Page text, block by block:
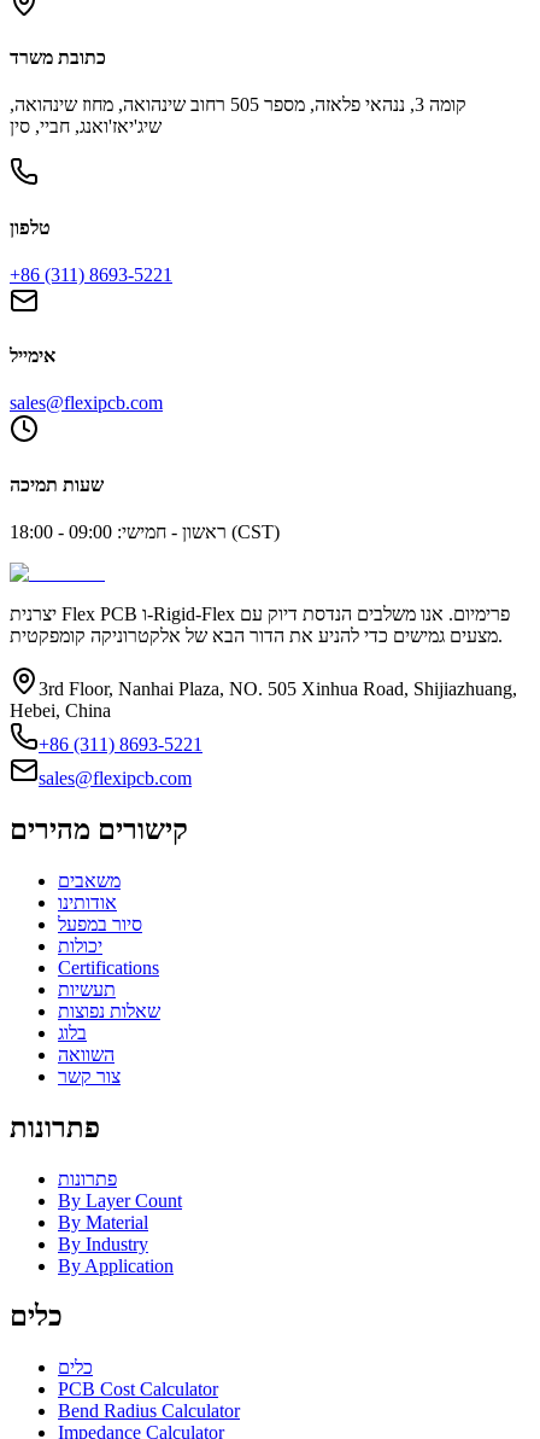
כתובת משרד
קומה 3, ננהאי פלאזה, מספר 505 רחוב שינהואה, מחוז שינהואה,
שיג'יאז'ואנג, חביי, סין
טלפון
+86 (311) 8693-5221
אימייל
sales@flexipcb.com
שעות תמיכה
ראשון - חמישי: 09:00 - 18:00 (CST)
יצרנית Flex PCB ו-Rigid-Flex פרימיום. אנו משלבים הנדסת דיוק עם
מצעים גמישים כדי להניע את הדור הבא של אלקטרוניקה קומפקטית.
3rd Floor, Nanhai Plaza, NO. 505 Xinhua Road, Shijiazhuang,
Hebei, China
+86 (311) 8693-5221
sales@flexipcb.com
קישורים מהירים
משאבים
אודותינו
סיור במפעל
יכולות
Certifications
תעשיות
שאלות נפוצות
בלוג
השוואה
צור קשר
פתרונות
פתרונות
By Layer Count
By Material
By Industry
By Application
כלים
כלים
PCB Cost Calculator
Bend Radius Calculator
Impedance Calculator